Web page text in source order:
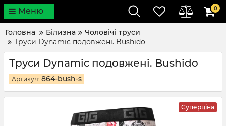
Меню 0
Головна Білизна
Чоловічі труси
Труси Dynamic подовжені. Bushido
Труси Dynamic подовжені. Bushido
Артикул: 864-bush-s
Суперціна